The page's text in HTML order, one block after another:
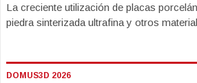
La creciente utilización de placas
piedra sinterizada ultrafina y otros
DOMUS3D 2026